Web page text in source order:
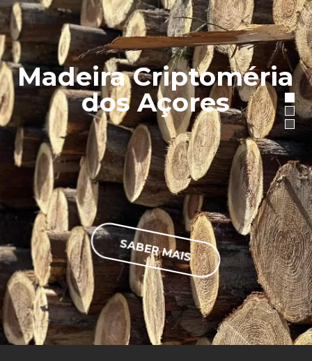
Madeira Criptoméria
dos Açores
SABER MAIS